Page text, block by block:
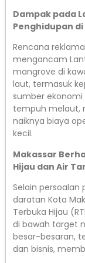
Dampak pada
Penghidupan
Rencana
mengancam
mangrove di
laut, termasuk
sumber ekonomi
tempuh melaut,
naiknya biaya
kecil.
Makassar
Hijau dan Air
Selain persoalan
daratan Kota
Terbuka Hijau
di bawah target
besar-besaran,
dan bisnis,